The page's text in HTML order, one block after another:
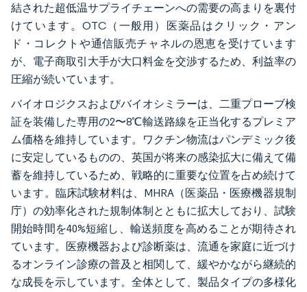
結された超低温サプライチェーンへの需要の高まりを裏付
けています。OTC（一般用）医薬品はクリック・アン
ド・コレクトや通信販売チャネルの恩恵を受けています
が、電子商取引大手が大口料金を交渉するため、利益率の
圧縮が続いています。
バイオロジクスおよびバイオシミラーは、二重プローブ検
証を装備した専用の2〜8℃輸送路線を正当化するプレミア
ム価格を維持しています。ワクチン物流はパンデミック後
に安定しているものの、英国が将来の感染拡大に備えて備
蓄を維持しているため、戦略的に重要な位置を占め続けて
います。臨床試験材料は、MHRA（医薬品・医療機器規制
庁）の効率化された規制体制とともに拡大しており、試験
開始時間を40%短縮し、輸送頻度を高めることが期待され
ています。医療機器および診断薬は、流通を家庭に近づけ
るオンライン診療の普及と相関して、緩やかながら継続的
な成長を示しています。全体として、製品タイプの多様化